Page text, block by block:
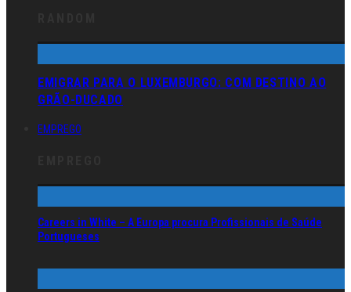
EMIGRAR PARA O LUXEMBURGO: COM DESTINO AO
GRÃO-DUCADO
EMPREGO
Careers in White – A Europa procura Profissionais de Saúde
Portugueses